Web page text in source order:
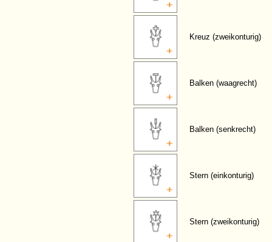
Kreuz (zweikonturig)
Balken (waagrecht)
Balken (senkrecht)
Stern (einkonturig)
Stern (zweikonturig)